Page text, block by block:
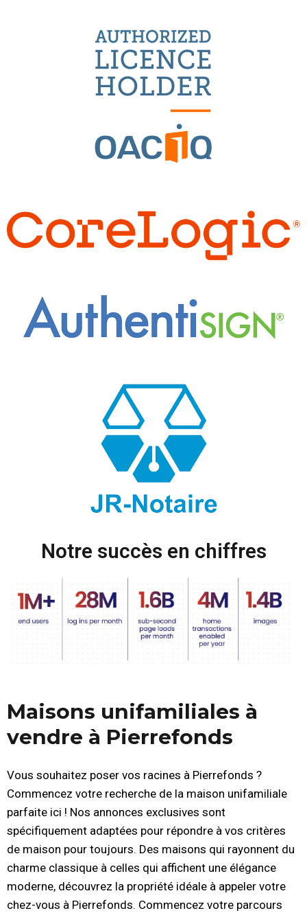
Notre succès en chiffres
Maisons unifamiliales à
vendre à Pierrefonds
Vous souhaitez poser vos racines à Pierrefonds ?
Commencez votre recherche de la maison unifamiliale
parfaite ici ! Nos annonces exclusives sont
spécifiquement adaptées pour répondre à vos critères
de maison pour toujours. Des maisons qui rayonnent du
charme classique à celles qui affichent une élégance
moderne, découvrez la propriété idéale à appeler votre
chez-vous à Pierrefonds. Commencez votre parcours